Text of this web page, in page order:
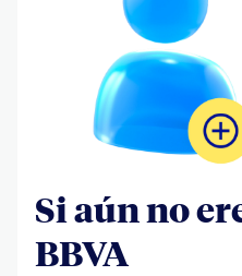
Si aún no
BBVA